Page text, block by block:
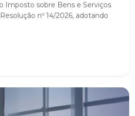
Imposto sobre Bens e Serviços
nº 14/2026, adotando